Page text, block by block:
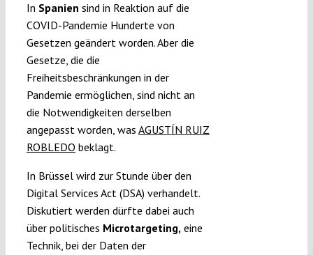
In Spanien sind in Reaktion auf die
COVID-Pandemie Hunderte von
Gesetzen geändert worden. Aber die
Gesetze, die die
Freiheitsbeschränkungen in der
Pandemie ermöglichen, sind nicht an
die Notwendigkeiten derselben
angepasst worden, was AGUSTÍN RUIZ
ROBLEDO beklagt.
In Brüssel wird zur Stunde über den
Digital Services Act (DSA) verhandelt.
Diskutiert werden dürfte dabei auch
über politisches Microtargeting,eine
Technik, bei der Daten der